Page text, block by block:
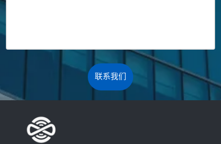
联系我们